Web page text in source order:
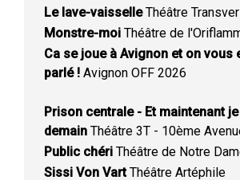
Le lave-vaisselleThéâtre
Monstre-moi Théâtre de
Ca se joue à Avignon et on vous
parlé ! Avignon OFF 2026
Prison centrale - Et maintenant
demain Théâtre 3T - 10ème
Public chéri Théâtre de Notre
Sissi Von VartThéâtre Artéphile